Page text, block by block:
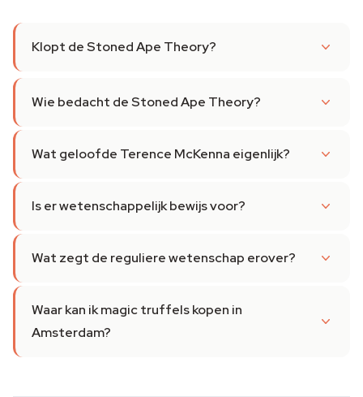
Klopt de Stoned Ape Theory?
Wie bedacht de Stoned Ape Theory?
Wat geloofde Terence McKenna eigenlijk?
Is er wetenschappelijk bewijs voor?
Wat zegt de reguliere wetenschap erover?
Waar kan ik magic truffels kopen in
Amsterdam?